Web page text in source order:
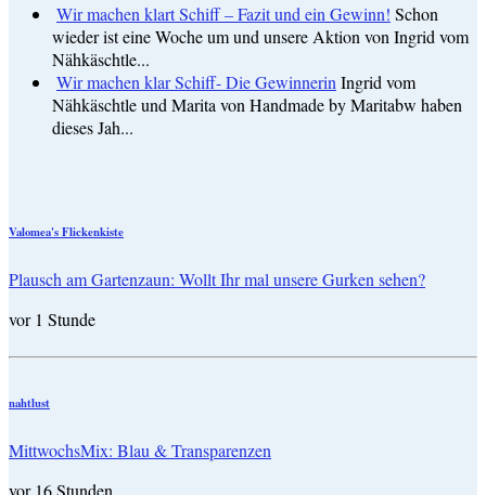
Wir machen klart Schiff – Fazit und ein Gewinn! Schon
wieder ist eine Woche um und unsere Aktion von Ingrid vom
Nähkäschtle...
Wir machen klar Schiff- Die GewinnerinIngrid vom
Nähkäschtle und Marita von Handmade by Maritabw haben
dieses Jah...
Valomea's Flickenkiste
Plausch am Gartenzaun: Wollt Ihr mal unsere Gurken sehen?
vor 1 Stunde
nahtlust
MittwochsMix: Blau & Transparenzen